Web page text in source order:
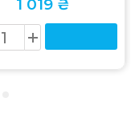
1 019 ₴